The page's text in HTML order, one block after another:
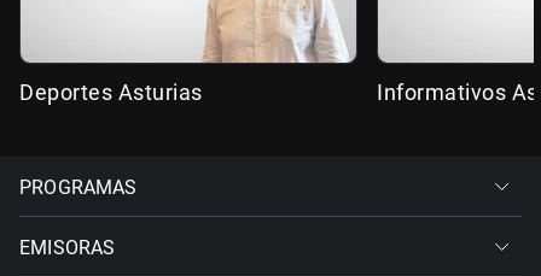
Deportes Asturias Informativos
PROGRAMAS
EMISORAS